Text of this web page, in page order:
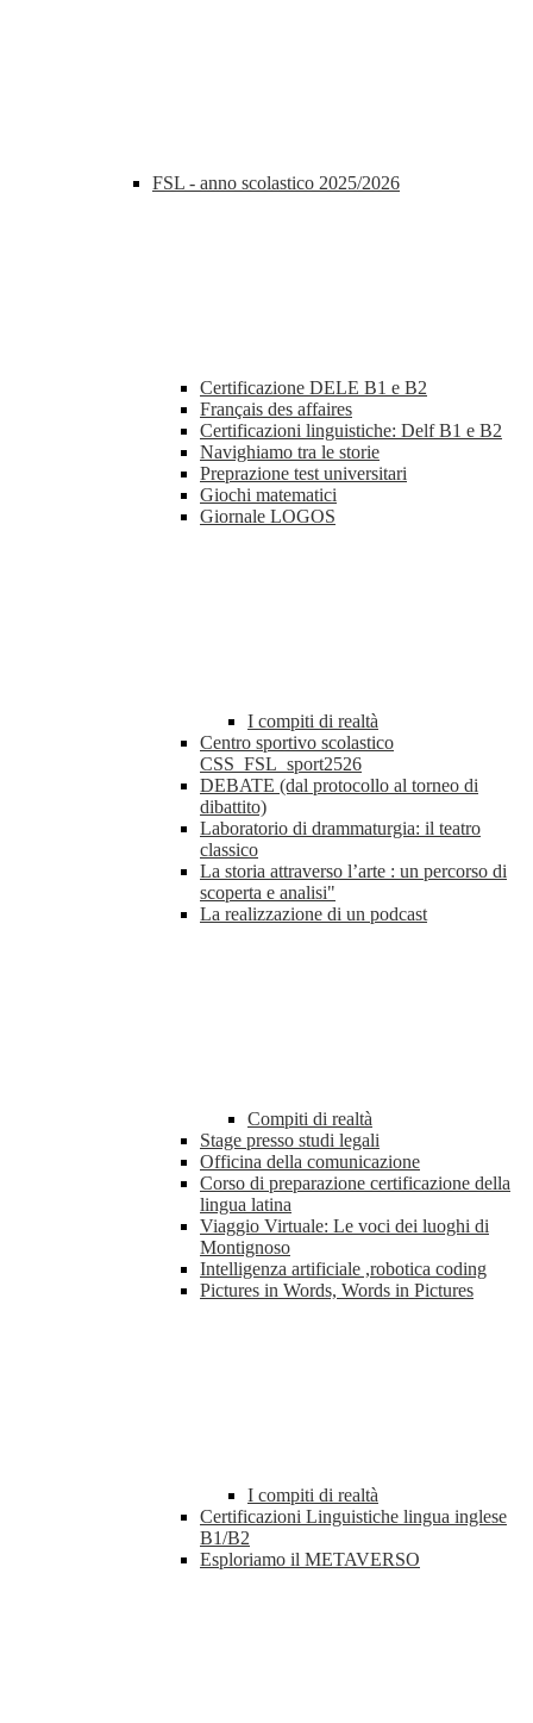
FSL - anno scolastico 2025/2026
Certificazione DELE B1 e B2
Français des affaires
Certificazioni linguistiche: Delf B1 e B2
Navighiamo tra le storie
Preprazione test universitari
Giochi matematici
Giornale LOGOS
I compiti di realtà
Centro sportivo scolastico
CSS_FSL_sport2526
DEBATE (dal protocollo al torneo di
dibattito)
Laboratorio di drammaturgia: il teatro
classico
La storia attraverso l’arte : un percorso di
scoperta e analisi"
La realizzazione di un podcast
Compiti di realtà
Stage presso studi legali
Officina della comunicazione
Corso di preparazione certificazione della
lingua latina
Viaggio Virtuale: Le voci dei luoghi di
Montignoso
Intelligenza artificiale ,robotica coding
Pictures in Words, Words in Pictures
I compiti di realtà
Certificazioni Linguistiche lingua inglese
B1/B2
Esploriamo il METAVERSO